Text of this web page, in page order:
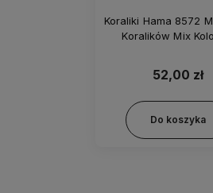
Koraliki Hama 8572
Koralików Mix
52,00 zł
Do koszyka